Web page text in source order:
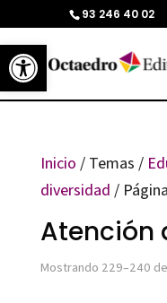
Abrir barra de
93 246 40 02
Inicio / Temas /
diversidad /
Atención
Mostrando 229–240